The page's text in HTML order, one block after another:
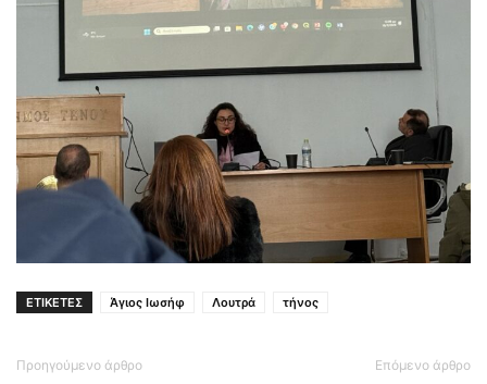
ΕΤΙΚΕΤΕΣ Άγιος Ιωσήφ Λουτρά τήνος
Προηγούμενο άρθρο Επόμενο άρθρο